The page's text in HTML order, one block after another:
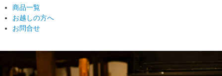
商品一覧
お越しの方へ
お問合せ